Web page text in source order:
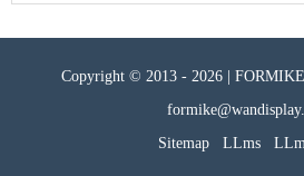
Copyright © 2013 - 2026 |
Sitemap
LLms